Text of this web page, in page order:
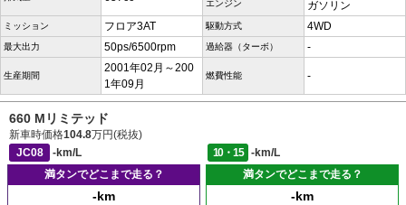
エンジン
ガソリン
ミッション フロア3AT 駆動方式 4WD
最大出力 50ps/6500rpm 過給器（ターボ） -
生産期間
2001年02月～200
1年09月
燃費性能 -
660 Mリミテッド
新車時価格104.8万円(税抜)
JC08
-km/L 10・15
-km/L
満タンでどこまで走る？
-km
満タンでどこまで走る？
-km